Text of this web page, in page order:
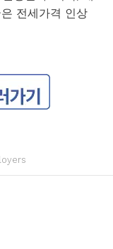
전세가격 인상